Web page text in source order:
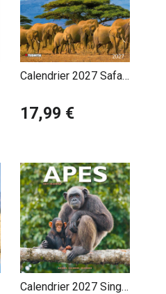
Calendrier 2027 Safari
17,99 €
Calendrier 2027 Singe